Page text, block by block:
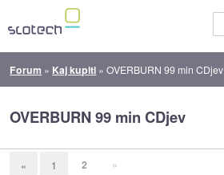
Forum » Kaj kupiti »OVERBURN 99 min CDjev
OVERBURN 99 min CDjev
« 1 2 »